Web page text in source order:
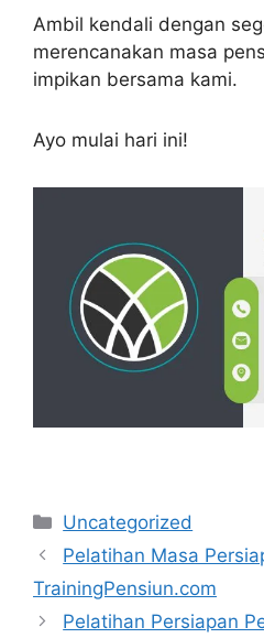
Ambil kendali dengan
merencanakan masa
impikan bersama kami.
Ayo mulai hari ini!
Categories
Uncategorized
Pelatihan Masa
TrainingPensiun.com
Pelatihan Persiapan